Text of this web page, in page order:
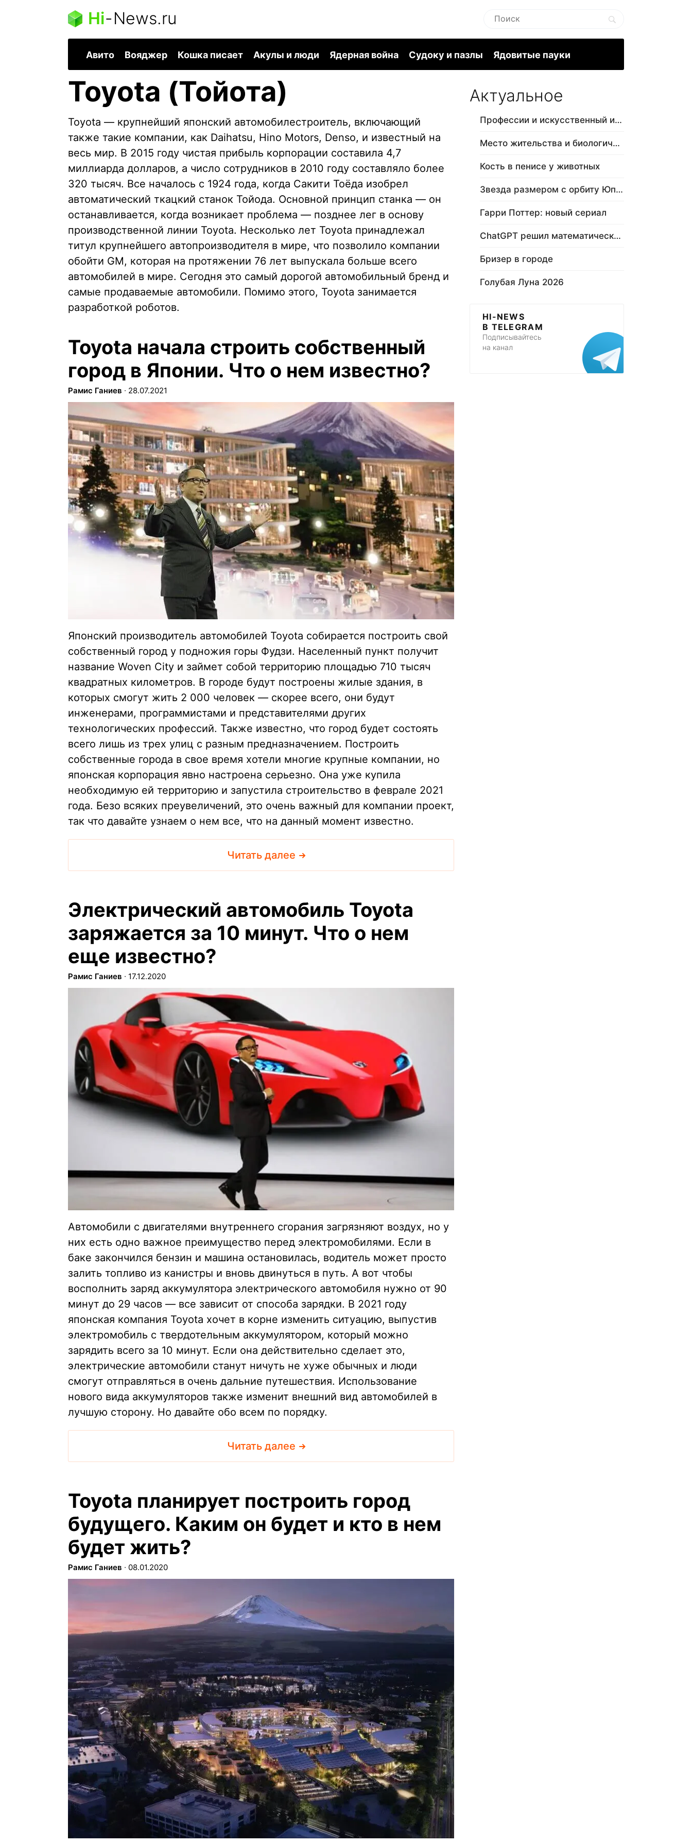
Hi-News.ru
Авито Вояджер Кошка писает Акулы и люди Ядерная война Судоку и пазлы Ядовитые пауки
Toyota (Тойота)
Toyota — крупнейший японский автомобилестроитель, включающий
также такие компании, как Daihatsu, Hino Motors, Denso, и известный на
весь мир. В 2015 году чистая прибыль корпорации составила 4,7
миллиарда долларов, а число сотрудников в 2010 году составляло более
320 тысяч. Все началось с 1924 года, когда Сакити Тоёда изобрел
автоматический ткацкий станок Тойода. Основной принцип станка — он
останавливается, когда возникает проблема — позднее лег в основу
производственной линии Toyota. Несколько лет Toyota принадлежал
титул крупнейшего автопроизводителя в мире, что позволило компании
обойти GM, которая на протяжении 76 лет выпускала больше всего
автомобилей в мире. Сегодня это самый дорогой автомобильный бренд и
самые продаваемые автомобили. Помимо этого, Toyota занимается
разработкой роботов.
Toyota начала строить собственный
город в Японии. Что о нем известно?
Рамис Ганиев ∙ 28.07.2021
Японский производитель автомобилей Toyota собирается построить свой
собственный город у подножия горы Фудзи. Населенный пункт получит
название Woven City и займет собой территорию площадью 710 тысяч
квадратных километров. В городе будут построены жилые здания, в
которых смогут жить 2 000 человек — скорее всего, они будут
инженерами, программистами и представителями других
технологических профессий. Также известно, что город будет состоять
всего лишь из трех улиц с разным предназначением. Построить
собственные города в свое время хотели многие крупные компании, но
японская корпорация явно настроена серьезно. Она уже купила
необходимую ей территорию и запустила строительство в феврале 2021
года. Безо всяких преувеличений, это очень важный для компании проект,
так что давайте узнаем о нем все, что на данный момент известно.
Читать далее
Электрический автомобиль Toyota
заряжается за 10 минут. Что о нем
еще известно?
Рамис Ганиев ∙ 17.12.2020
Автомобили с двигателями внутреннего сгорания загрязняют воздух, но у
них есть одно важное преимущество перед электромобилями. Если в
баке закончился бензин и машина остановилась, водитель может просто
залить топливо из канистры и вновь двинуться в путь. А вот чтобы
восполнить заряд аккумулятора электрического автомобиля нужно от 90
минут до 29 часов — все зависит от способа зарядки. В 2021 году
японская компания Toyota хочет в корне изменить ситуацию, выпустив
электромобиль с твердотельным аккумулятором, который можно
зарядить всего за 10 минут. Если она действительно сделает это,
электрические автомобили станут ничуть не хуже обычных и люди
смогут отправляться в очень дальние путешествия. Использование
нового вида аккумуляторов также изменит внешний вид автомобилей в
лучшую сторону. Но давайте обо всем по порядку.
Читать далее
Toyota планирует построить город
будущего. Каким он будет и кто в нем
будет жить?
Рамис Ганиев ∙ 08.01.2020
Актуальное
Профессии и искусственный интеллект
Место жительства и биологический в…
Кость в пенисе у животных
Звезда размером с орбиту Юпитера
Гарри Поттер: новый сериал
ChatGPT решил математическую задачу
Бризер в городе
Голубая Луна 2026
HI-NEWS
В TELEGRAM
Подписывайтесь
на канал